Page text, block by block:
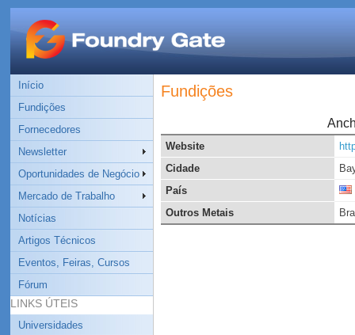
Início
Fundições
Fornecedores
Newsletter
Oportunidades de Negócio
Mercado de Trabalho
Notícias
Artigos Técnicos
Eventos, Feiras, Cursos
Fórum
LINKS ÚTEIS
Universidades
Fundições
Website
Cidade
País
Outros Metais